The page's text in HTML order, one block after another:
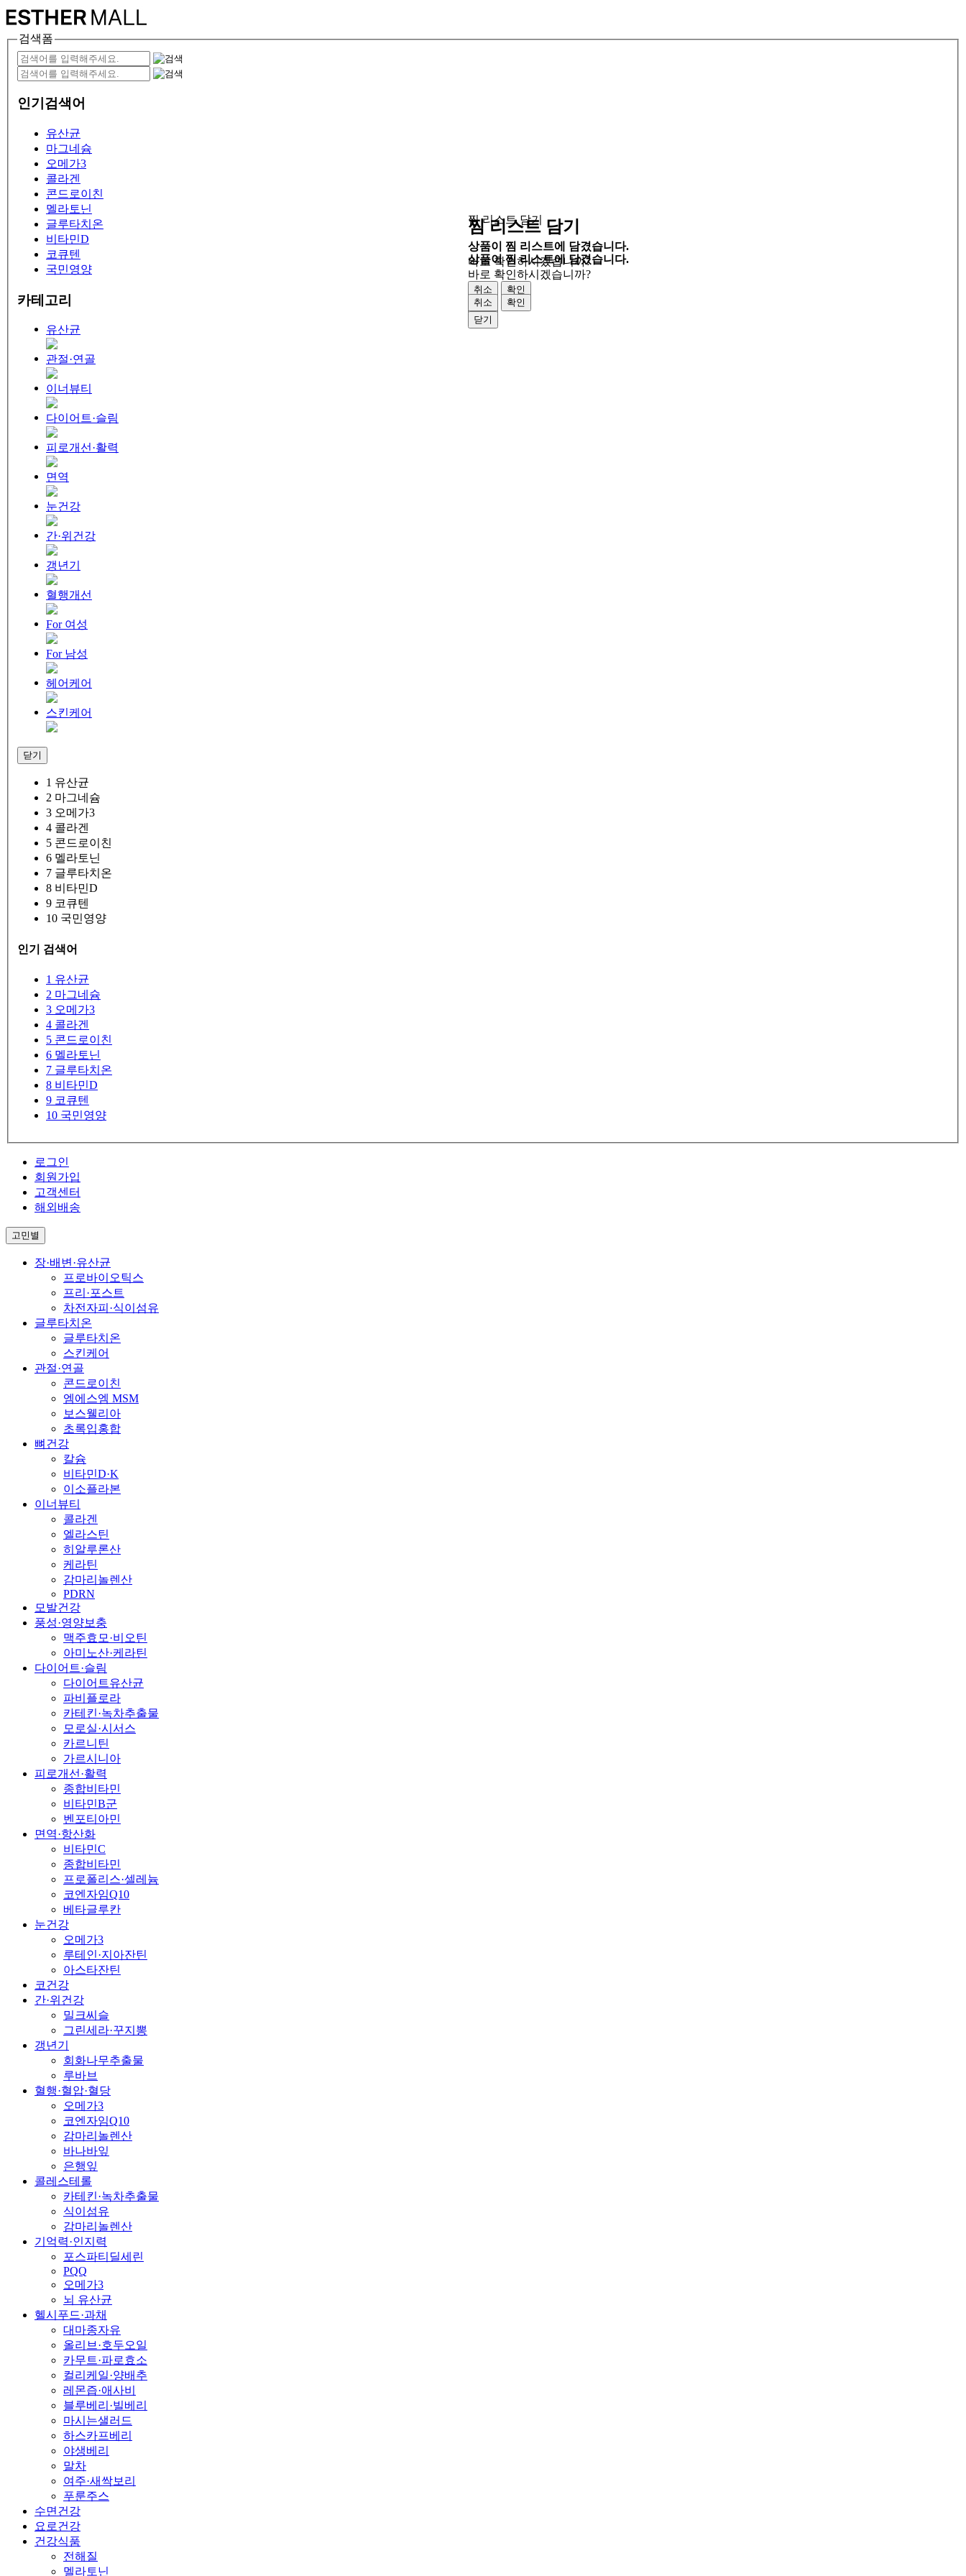
검색폼
인기검색어
유산균
마그네슘
오메가3
콜라겐
콘드로이친
멜라토닌
글루타치온
비타민D
코큐텐
국민영양
카테고리
유산균
관절·연골
이너뷰티
다이어트·슬림
피로개선·활력
면역
눈건강
간·위건강
갱년기
혈행개선
For 여성
For 남성
헤어케어
스킨케어
닫기
1 유산균
2 마그네슘
3 오메가3
4 콜라겐
5 콘드로이친
6 멜라토닌
7 글루타치온
8 비타민D
9 코큐텐
10 국민영양
인기 검색어
1 유산균
2 마그네슘
3 오메가3
4 콜라겐
5 콘드로이친
6 멜라토닌
7 글루타치온
8 비타민D
9 코큐텐
10 국민영양
로그인
회원가입
고객센터
해외배송
고민별
장·배변·유산균
프로바이오틱스
프리·포스트
차전자피·식이섬유
글루타치온
글루타치온
스킨케어
관절·연골
콘드로이친
엠에스엠 MSM
보스웰리아
초록입홍합
뼈건강
칼슘
비타민D·K
이소플라본
이너뷰티
콜라겐
엘라스틴
히알루론산
케라틴
감마리놀렌산
PDRN
모발건강
풍성·영양보충
맥주효모·비오틴
아미노산·케라틴
다이어트·슬림
다이어트유산균
파비플로라
카테킨·녹차추출물
모로실·시서스
카르니틴
가르시니아
피로개선·활력
종합비타민
비타민B군
벤포티아민
면역·항산화
비타민C
종합비타민
프로폴리스·셀레늄
코엔자임Q10
베타글루칸
눈건강
오메가3
루테인·지아잔틴
아스타잔틴
코건강
간·위건강
밀크씨슬
그린세라·꾸지뽕
갱년기
회화나무추출물
루바브
혈행·혈압·혈당
오메가3
코엔자임Q10
감마리놀렌산
바나바잎
은행잎
콜레스테롤
카테킨·녹차추출물
식이섬유
감마리놀렌산
기억력·인지력
포스파티딜세린
PQQ
오메가3
뇌 유산균
헬시푸드·과채
대마종자유
올리브·호두오일
카무트·파로효소
컬리케일·양배추
레몬즙·애사비
블루베리·빌베리
마시는샐러드
하스카프베리
야생베리
말차
여주·새싹보리
푸룬주스
수면건강
요로건강
건강식품
전해질
멜라토닌
찜 리스트 담기
상품이 찜 리스트에 담겼습니다.
바로 확인하시겠습니까?
취소
확인
닫기
찜 리스트 담기
상품이 찜 리스트에 담겼습니다.
바로 확인하시겠습니까?
취소
확인
닫기